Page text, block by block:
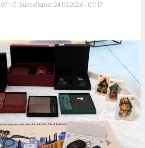
Güncelleme: 24.05.2026 - 07:17